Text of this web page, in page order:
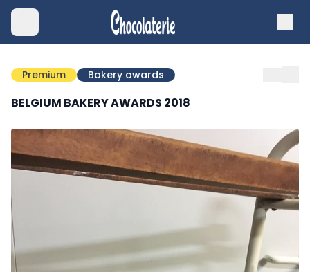
Premium Bakery awards
BELGIUM BAKERY AWARDS 2018